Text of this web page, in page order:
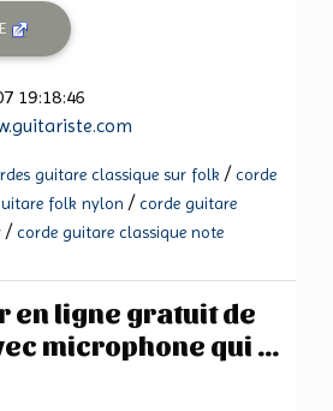
19:18:46
guitare classique sur folk /corde
folk nylon /corde guitare
/corde guitare classique note
en ligne gratuit de
microphone qui ...